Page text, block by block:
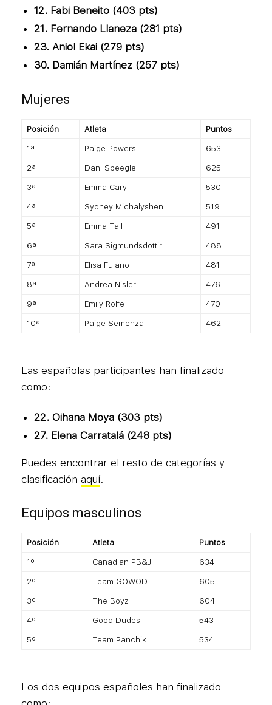
12. Fabi Beneito (403 pts)
21. Fernando Llaneza (281 pts)
23. Aniol Ekai (279 pts)
30. Damián Martínez (257 pts)
Mujeres
Posición Atleta Puntos
1ª Paige Powers 653
2ª Dani Speegle 625
3ª Emma Cary 530
4ª Sydney Michalyshen 519
5ª Emma Tall 491
6ª Sara Sigmundsdottir 488
7ª Elisa Fulano 481
8ª Andrea Nisler 476
9ª Emily Rolfe 470
10ª Paige Semenza 462
Las españolas participantes han finalizado
como:
22. Oihana Moya (303 pts)
27. Elena Carratalá (248 pts)
Puedes encontrar el resto de categorías y
clasificación aquí.
Equipos masculinos
Posición Atleta Puntos
1º Canadian PB&J 634
2º Team GOWOD 605
3º The Boyz 604
4º Good Dudes 543
5º Team Panchik 534
Los dos equipos españoles han finalizado